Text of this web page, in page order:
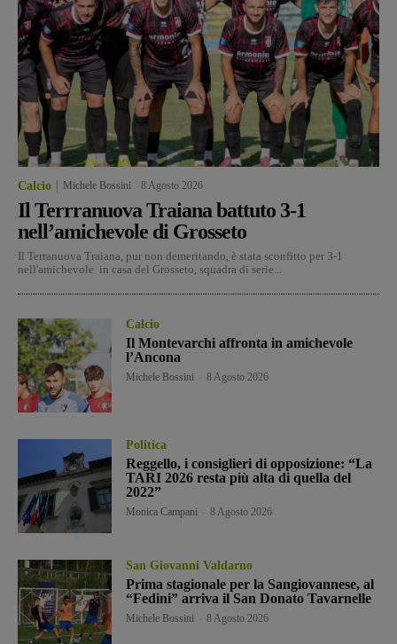
Calcio Michele Bossini 8 Agosto 2026
Il Terrranuova Traiana battuto 3-1
nell’amichevole di Grosseto
Il Terranuova Traiana, pur non demeritando, è stata sconfitto per 3-1
nell'amichevole in casa del Grosseto, squadra di serie...
Calcio
Il Montevarchi affronta in amichevole
l’Ancona
Michele Bossini 8 Agosto 2026
Politica
Reggello, i consiglieri di opposizione: “La
TARI 2026 resta più alta di quella del
2022”
Monica Campani 8 Agosto 2026
San Giovanni Valdarno
Prima stagionale per la Sangiovannese, al
“Fedini” arriva il San Donato Tavarnelle
Michele Bossini 8 Agosto 2026